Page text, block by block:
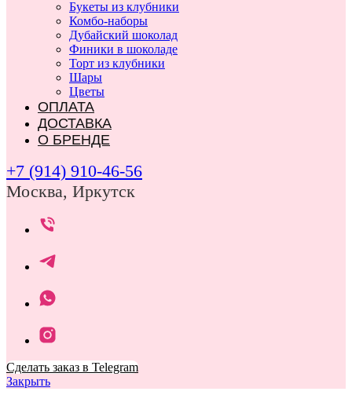
Букеты из клубники
Комбо-наборы
Дубайский шоколад
Финики в шоколаде
Торт из клубники
Шары
Цветы
ОПЛАТА
ДОСТАВКА
О БРЕНДЕ
+7 (914) 910-46-56
Москва, Иркутск
Сделать заказ в Telegram
Закрыть